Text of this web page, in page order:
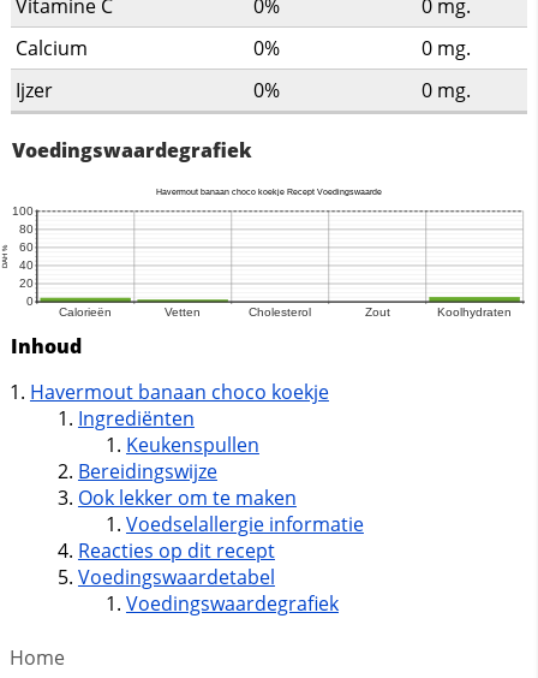
Vitamine C 0% 0 mg.
Calcium
0% 0 mg.
Ijzer
0% 0 mg.
Voedingswaardegrafiek
Inhoud
Havermout banaan choco koekje
Ingrediënten
Keukenspullen
Bereidingswijze
Ook lekker om te maken
Voedselallergie informatie
Reacties op dit recept
Voedingswaardetabel
Voedingswaardegrafiek
Home